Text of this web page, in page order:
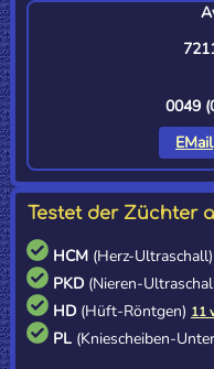
0049
EMail
Testet der Züchter
HCM (Herz-Ultraschall)
PKD (Nieren-
HD (Hüft-Röntgen) 11
PL (Kniescheiben-